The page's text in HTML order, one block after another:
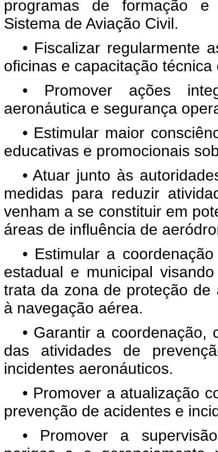
programas de formação e
Sistema de Aviação Civil.
• Fiscalizar regularmente
oficinas e capacitação técnica
• Promover ações
aeronáutica e segurança
• Estimular maior
educativas e promocionais
• Atuar junto às
medidas para reduzir
venham a se constituir em
áreas de influência de
• Estimular a
estadual e municipal
trata da zona de proteção
à navegação aérea.
• Garantir a coordenação,
das atividades de
incidentes aeronáuticos.
• Promover a atualização
prevenção de acidentes e
• Promover a